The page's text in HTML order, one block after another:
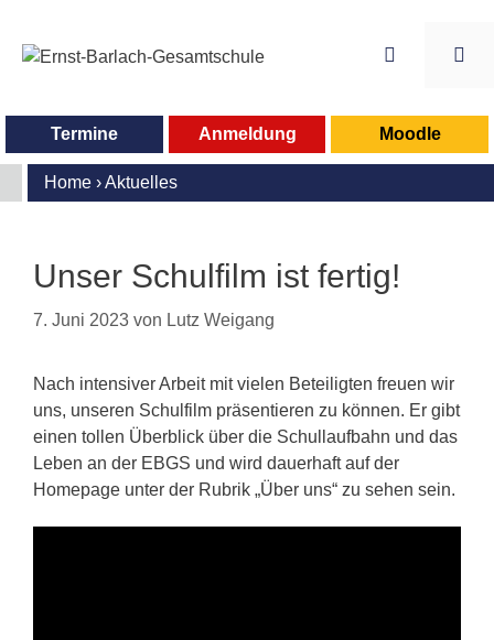
springen
Home ›Aktuelles
Termine Anmeldung Moodle
Unser Schulfilm ist fertig!
7. Juni 2023 von Lutz Weigang
Nach intensiver Arbeit mit vielen Beteiligten freuen wir
uns, unseren Schulfilm präsentieren zu können. Er gibt
einen tollen Überblick über die Schullaufbahn und das
Leben an der EBGS und wird dauerhaft auf der
Homepage unter der Rubrik „Über uns“ zu sehen sein.